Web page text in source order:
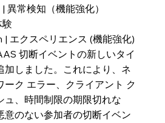
異常検知（機能強化）
験
| エクスペリエンス (機能強化)
切断イベントの新しいタイ
加しました。これにより、ネ
ーク エラー、クライアント ク
ュ、時間制限の期限切れな
意のない参加者の切断イベン